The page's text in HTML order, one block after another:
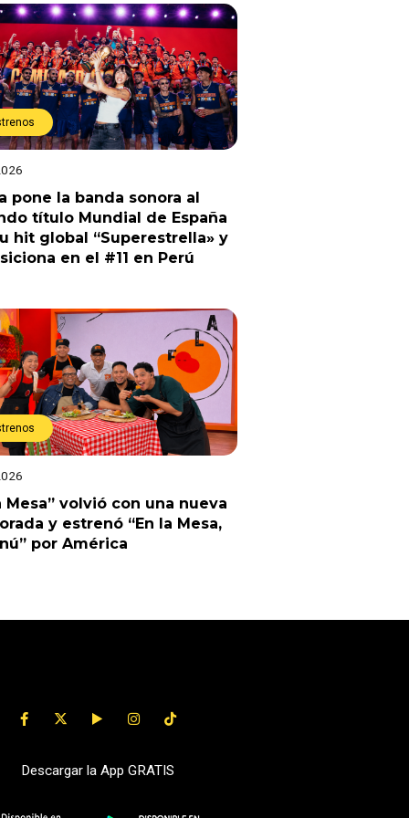
pone la banda sonora al
título Mundial de España
hit global “Superestrella» y
en el #11 en Perú
Mesa” volvió con una nueva
y estrenó “En la Mesa,
por América
Descargar la App GRATIS